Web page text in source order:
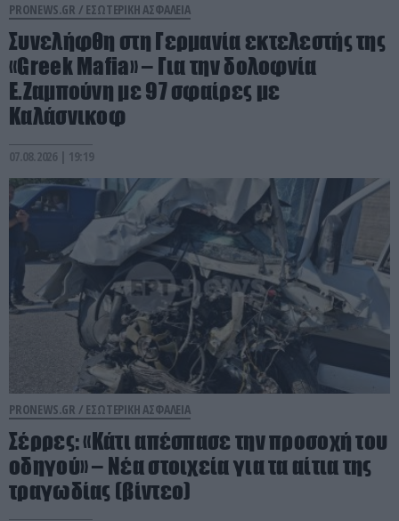
PRONEWS.GR / ΕΣΩΤΕΡΙΚΗ ΑΣΦΑΛΕΙΑ
Συνελήφθη στη Γερμανία εκτελεστής της
«Greek Mafia» – Για την δολοφνία
Ε.Ζαμπούνη με 97 σφαίρες με
Καλάσνικοφ
07.08.2026 | 19:19
PRONEWS.GR / ΕΣΩΤΕΡΙΚΗ ΑΣΦΑΛΕΙΑ
Σέρρες: «Κάτι απέσπασε την προσοχή του
οδηγού» – Νέα στοιχεία για τα αίτια της
τραγωδίας (βίντεο)